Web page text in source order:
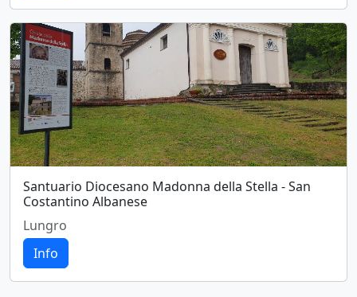
Santuario Diocesano Madonna della Stella - San
Costantino Albanese
Lungro
Info